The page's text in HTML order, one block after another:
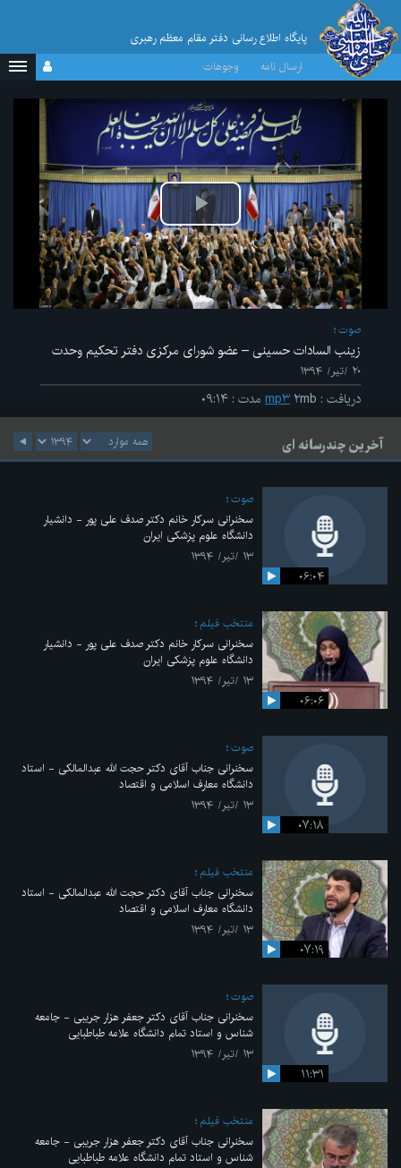
پایگاه اطلاع رسانی دفتر مقام معظم رهبری
ارسال نامه
وجوهات
پخش
ویدیو
صوت
زینب السادات حسینی – عضو شورای مرکزی دفتر تحکیم وحدت
۲۰ /تیر/ ۱۳۹۴
دریافت : mp۳ ۲mb مدت : ۰۹:۱۴
آخرین چندرسانه ای
۰۶:۰۴
صوت
سخنرانی سرکار خانم دکتر صدف علی پور - دانشیار
دانشگاه علوم پزشکی ایران
۱۳ /تیر/ ۱۳۹۴
۰۶:۰۶
منتخب فیلم
سخنرانی سرکار خانم دکتر صدف علی پور - دانشیار
دانشگاه علوم پزشکی ایران
۱۳ /تیر/ ۱۳۹۴
۰۷:۱۸
صوت
سخنرانی جناب آقای دکتر حجت الله عبدالمالکی - استاد
دانشگاه معارف اسلامی و اقتصاد
۱۳ /تیر/ ۱۳۹۴
۰۷:۱۹
منتخب فیلم
سخنرانی جناب آقای دکتر حجت الله عبدالمالکی - استاد
دانشگاه معارف اسلامی و اقتصاد
۱۳ /تیر/ ۱۳۹۴
۱۱:۳۱
صوت
سخنرانی جناب آقای دکتر جعفر هزار جریبی - جامعه
شناس و استاد تمام دانشگاه علامه طباطبایی
۱۳ /تیر/ ۱۳۹۴
منتخب فیلم
سخنرانی جناب آقای دکتر جعفر هزار جریبی - جامعه
شناس و استاد تمام دانشگاه علامه طباطبایی